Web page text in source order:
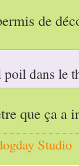
de
dans le
que ça a
Studio